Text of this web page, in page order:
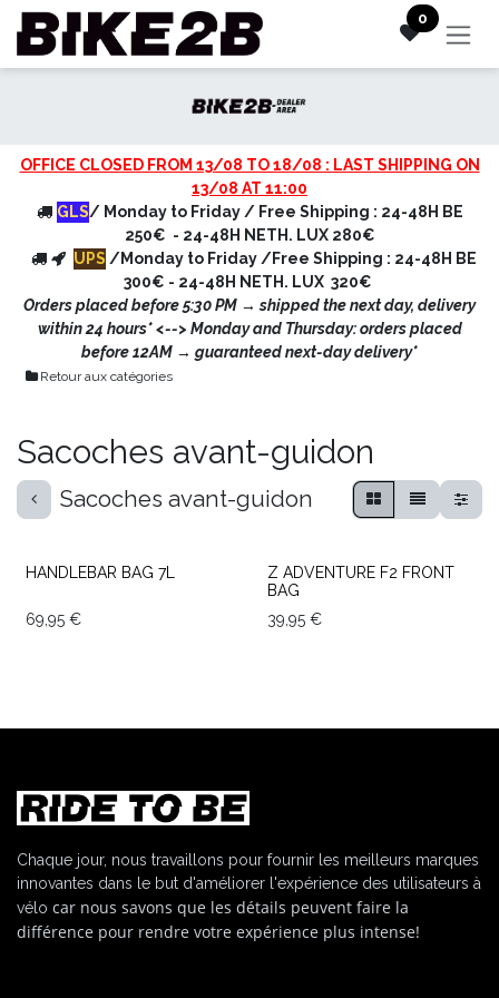
Se rendre au contenu 0
OFFICE CLOSED FROM 13/08 TO 18/08 : LAST SHIPPING ON
13/08 AT 11:00
GLS/ Monday to Friday / Free Shipping : 24-48H BE
250€ - 24-48H NETH. LUX 280€
UPS /Monday to Friday /Free Shipping : 24-48H BE
300€ - 24-48H NETH. LUX 320€
Orders placed before 5:30 PM → shipped the next day, delivery
within 24 hours* <--> Monday and Thursday: orders placed
before 12AM → guaranteed next-day delivery*
Retour aux catégories
Sacoches avant-guidon
Sacoches avant-guidon
HANDLEBAR BAG 7L
69,95 €
Z ADVENTURE F2 FRONT
BAG
39,95€
Chaque jour, nous travaillons pour fournir les meilleurs marques
innovantes dans le but d'améliorer l'expérience des utilisateurs à
vélo car nous savons que les détails peuvent faire la
différence pour rendre votre expérience plus intense!